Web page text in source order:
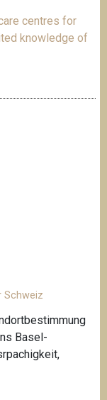
centres for
knowledge of
Schweiz
Basel-